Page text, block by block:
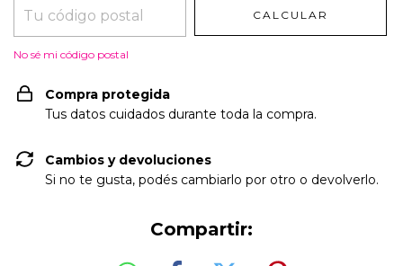
CALCULAR
No sé mi código postal
Compra protegida
Tus datos cuidados durante toda la compra.
Cambios y devoluciones
Si no te gusta, podés cambiarlo por otro o devolverlo.
Compartir: